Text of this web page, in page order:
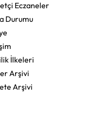
Eczaneler
Durumu
İlkeleri
Arşivi
Arşivi